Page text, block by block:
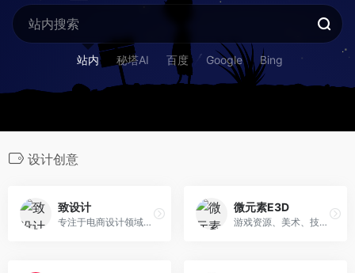
站内 秘塔AI 百度 Google Bing
设计创意
致设计
专注于电商设计领域的设计师交流平台
微元素E3D
游戏资源、美术、技术互动网站